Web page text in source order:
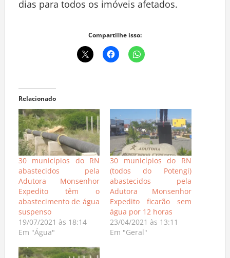
dias para todos os imóveis afetados.
Compartilhe isso:
Relacionado
30 municípios do RN
abastecidos pela
Adutora Monsenhor
Expedito têm o
abastecimento de água
suspenso
19/07/2021 às 18:14
Em "Água"
30 municípios do RN
(todos do Potengi)
abastecidos pela
Adutora Monsenhor
Expedito ficarão sem
água por 12 horas
23/04/2021 às 13:11
Em "Geral"